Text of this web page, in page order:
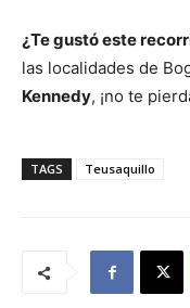
¿Te gustó este
las localidades de
Kennedy, ¡no te
TAGS Teusaquillo